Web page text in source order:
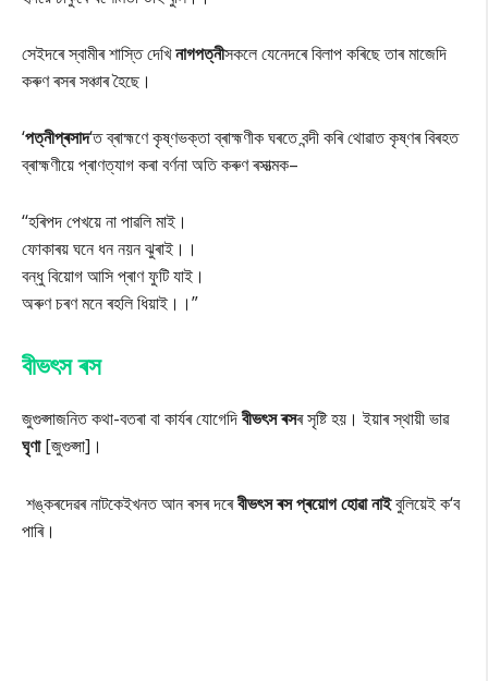
সেইদৰে স্বামীৰ শাস্তি দেখিনাগপত্নীসকলে যেনেদৰে বিলাপ কৰিছে তাৰ মাজেদি
কৰুণ ৰসৰ সঞ্চাৰ হৈছে।
‘পত্নীপ্ৰসাদ‘ত ব্ৰাহ্মণে কৃষ্ণভক্তা ব্ৰাহ্মণীক ঘৰতে বন্দী কৰি থোৱাত কৃষ্ণৰ বিৰহত
ব্ৰাহ্মণীয়ে প্ৰাণত্যাগ কৰা বৰ্ণনা অতি কৰুণ ৰসাত্মক–
‘‘হৰিপদ পেখয়ে না পাৱলি মাই।
ফোকাৰয় ঘনে ধন নয়ন ঝুৰাই।।
বন্ধু বিয়োগ আসি প্ৰাণ ফুটি যাই।
অৰুণ চৰণ মনে ৰহলি ধিয়াই।।”
বীভৎস ৰস
জুগুপ্সাজনিত কথা-বতৰা বা কাৰ্যৰ যোগেদিবীভৎস ৰসৰ সৃষ্টি হয়। ইয়াৰ স্থায়ী ভাৱ
ঘৃণা[জুগুপ্সা]।
শঙ্কৰদেৱৰ নাটকেইখনত আন ৰসৰ দৰেবীভৎস ৰস প্ৰয়োগ হোৱা নাইবুলিয়েই ক‘ব
পাৰি।